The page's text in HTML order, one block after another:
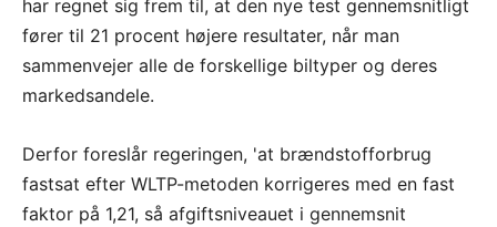
har regnet sig frem til, at den nye test gennemsnitligt
fører til 21 procent højere resultater, når man
sammenvejer alle de forskellige biltyper og deres
markedsandele.
Derfor foreslår regeringen, 'at brændstofforbrug
fastsat efter WLTP-metoden korrigeres med en fast
faktor på 1,21, så afgiftsniveauet i gennemsnit